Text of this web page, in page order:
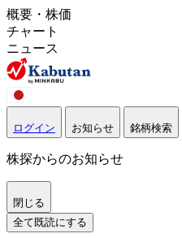
概要・株価
チャート
ニュース
ログイン お知らせ 銘柄検索
株探からのお知らせ
閉じる
全て既読にする